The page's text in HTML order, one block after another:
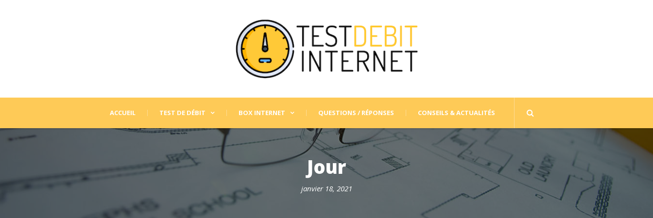
ACCUEIL TEST DE DÉBIT BOX INTERNET QUESTIONS / RÉPONSES CONSEILS & ACTUALITÉS
Jour
janvier 18, 2021